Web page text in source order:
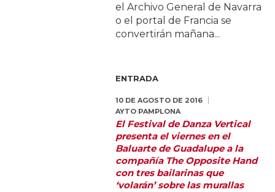
el Archivo General de Navarra
o el portal de Francia se
convertirán mañana...
ENTRADA
10 DE AGOSTO DE 2016
AYTO PAMPLONA
El Festival de Danza Vertical
presenta el viernes en el
Baluarte de Guadalupe a la
compañía The Opposite Hand
con tres bailarinas que
‘volarán’ sobre las murallas